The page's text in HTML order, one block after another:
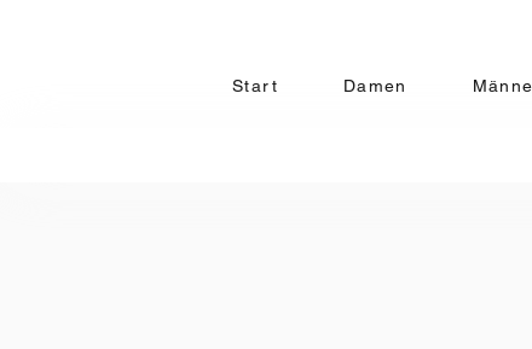
Start Damen